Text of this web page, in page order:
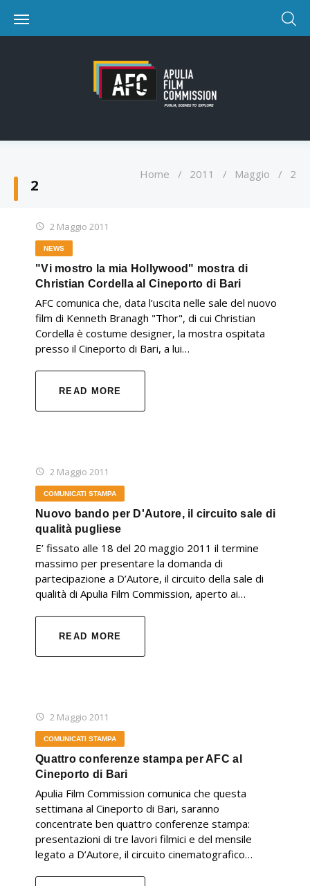
2
Home / 2011 / Maggio / 2
2 Maggio 2011
NEWS
"Vi mostro la mia Hollywood" mostra di
Christian Cordella al Cineporto di Bari
AFC comunica che, data l’uscita nelle sale del nuovo
film di Kenneth Branagh "Thor", di cui Christian
Cordella è costume designer, la mostra ospitata
presso il Cineporto di Bari, a lui…
READ MORE
2 Maggio 2011
COMUNICATI STAMPA
Nuovo bando per D'Autore, il circuito sale di
qualità pugliese
E’ fissato alle 18 del 20 maggio 2011 il termine
massimo per presentare la domanda di
partecipazione a D’Autore, il circuito della sale di
qualità di Apulia Film Commission, aperto ai…
READ MORE
2 Maggio 2011
COMUNICATI STAMPA
Quattro conferenze stampa per AFC al
Cineporto di Bari
Apulia Film Commission comunica che questa
settimana al Cineporto di Bari, saranno
concentrate ben quattro conferenze stampa:
presentazioni di tre lavori filmici e del mensile
legato a D’Autore, il circuito cinematografico…